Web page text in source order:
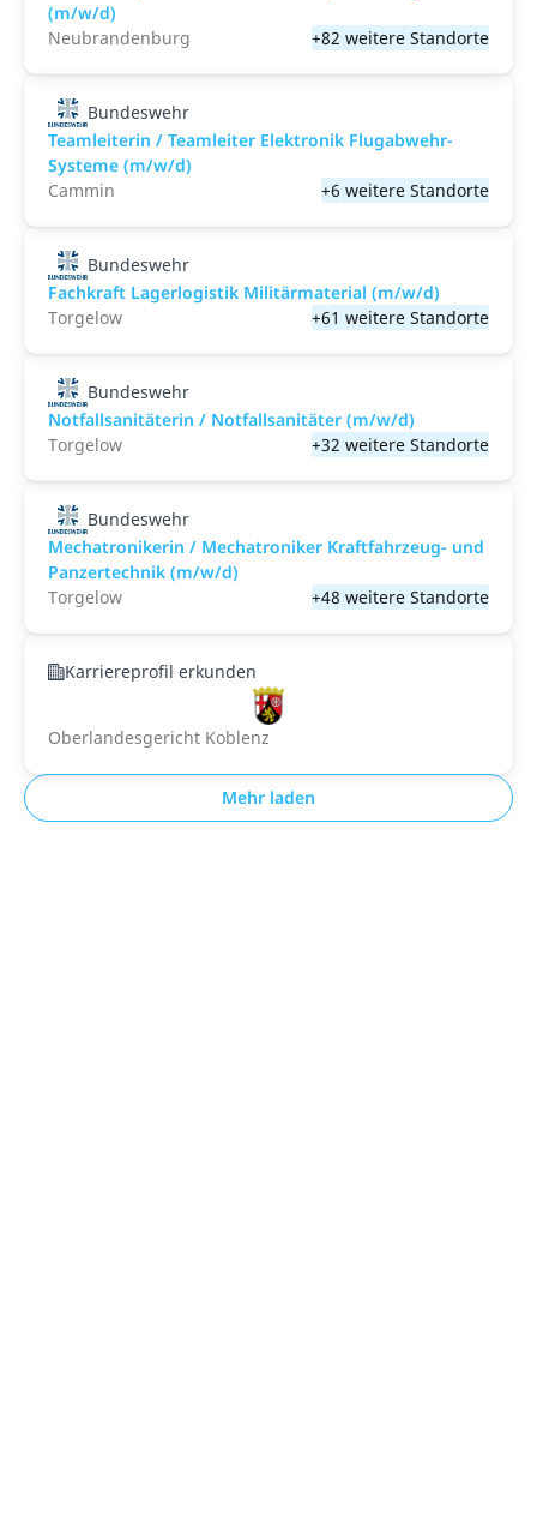
(m/w/d)
Neubrandenburg
+82 weitere Standorte
Bundeswehr
Teamleiterin / Teamleiter Elektronik Flugabwehr-
Systeme (m/w/d)
Cammin
+6 weitere Standorte
Bundeswehr
Fachkraft Lagerlogistik Militärmaterial (m/w/d)
Torgelow
+61 weitere Standorte
Bundeswehr
Notfallsanitäterin / Notfallsanitäter (m/w/d)
Torgelow
+32 weitere Standorte
Bundeswehr
Mechatronikerin / Mechatroniker Kraftfahrzeug- und
Panzertechnik (m/w/d)
Torgelow
+48 weitere Standorte
Karriereprofil erkunden
Oberlandesgericht Koblenz
Mehr laden